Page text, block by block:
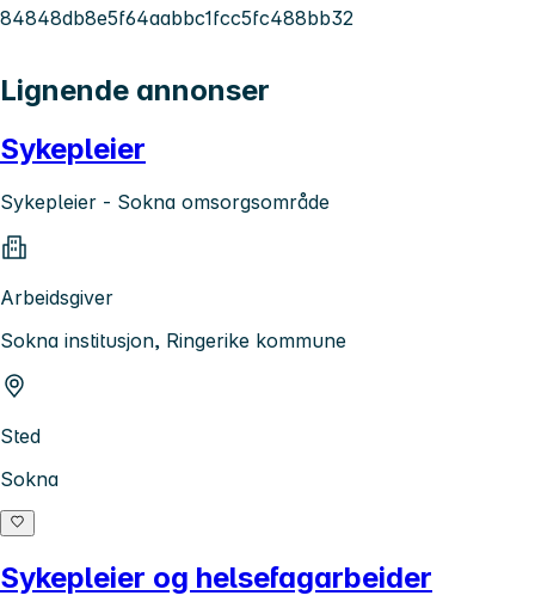
84848db8e5f64aabbc1fcc5fc488bb32
Lignende annonser
Sykepleier
Sykepleier - Sokna omsorgsområde
Arbeidsgiver
Sokna institusjon, Ringerike kommune
Sted
Sokna
Sykepleier og helsefagarbeider